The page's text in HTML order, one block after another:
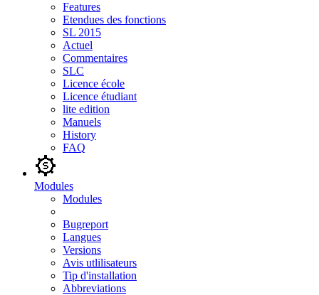
Features
Etendues des fonctions
SL 2015
Actuel
Commentaires
SLC
Licence école
Licence étudiant
lite edition
Manuels
History
FAQ
Modules
Modules
Bugreport
Langues
Versions
Avis utlilisateurs
Tip d'installation
Abbreviations